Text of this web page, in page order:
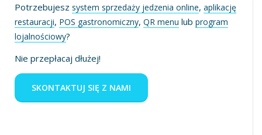
Potrzebujesz system sprzedaży jedzenia online, aplikację
restauracji, POS gastronomiczny, QR menu lub program
lojalnościowy?
Nie przepłacaj dłużej!
SKONTAKTUJ SIĘ Z NAMI